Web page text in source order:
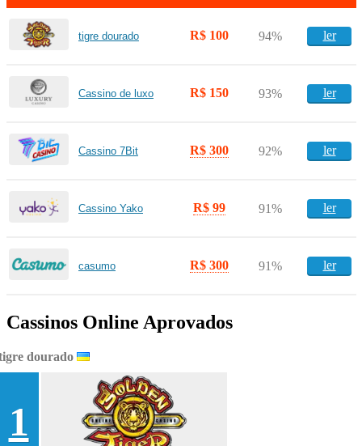
tigre dourado R$ 100 94% ler
Cassino de luxo R$ 150 93% ler
Cassino 7Bit R$ 300 92% ler
Cassino Yako R$ 99 91% ler
casumo R$ 300 91% ler
Cassinos Online Aprovados
dourado
1